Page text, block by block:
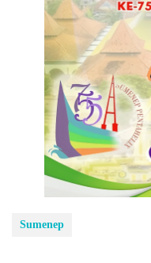
Sumenep